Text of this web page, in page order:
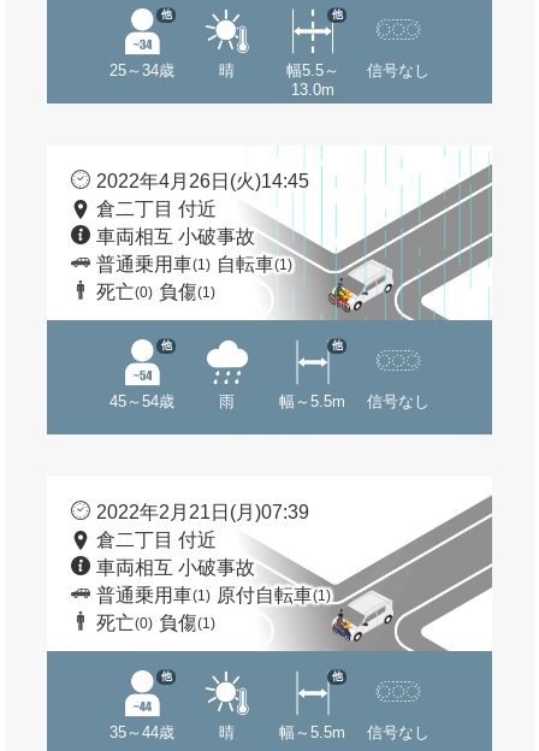
25～34歳
他
晴
幅5.5～
13.0m
他
信号なし
2022年4月26日(火)14:45
倉二丁目 付近
車両相互 小破事故
普通乗用車(1) 自転車(1)
死亡(0) 負傷(1)
45～54歳
他
雨 幅～5.5m
他
信号なし
2022年2月21日(月)07:39
倉二丁目 付近
車両相互 小破事故
普通乗用車(1) 原付自転車(1)
死亡(0) 負傷(1)
35～44歳
他
晴 幅～5.5m
他
信号なし